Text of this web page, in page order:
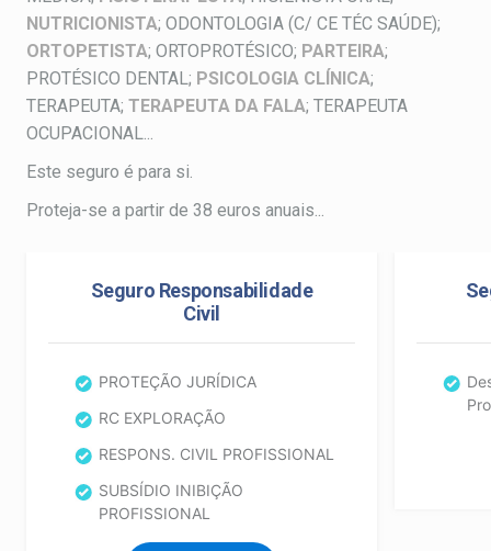
NUTRICIONISTA; ODONTOLOGIA (C/ CE TÉC SAÚDE);
ORTOPETISTA; ORTOPROTÉSICO; PARTEIRA;
PROTÉSICO DENTAL; PSICOLOGIA CLÍNICA;
TERAPEUTA; TERAPEUTA DA FALA; TERAPEUTA
OCUPACIONAL...
Este seguro é para si.
Proteja-se a partir de 38 euros anuais...
Seguro Responsabilidade
Civil
PROTEÇÃO JURÍDICA
RC EXPLORAÇÃO
RESPONS. CIVIL PROFISSIONAL
SUBSÍDIO INIBIÇÃO
PROFISSIONAL